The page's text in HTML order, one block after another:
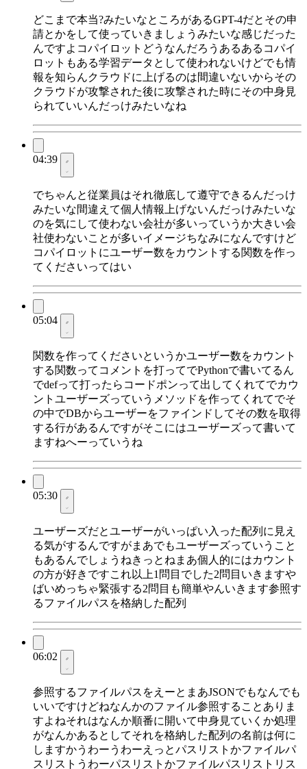
どこまで本当?みたいなところがあるGPT-4だとその申
請とかをして使っていきましょうみたいな感じだった
んですよコパイロットどうなんだろうあるあるコパイ
ロットもある学習データとして使われないけどでも情
報を知らんクラウドに上げるのは間違いないからその
クラウドが攻撃された後に攻撃された時にその中身見
られていいんだっけみたいなね
04:39
でちゃんと従業員はそれ徹底して遵守できるんだっけ
みたいな間違えて個人情報上げないんだっけみたいな
のを気にして使わない会社が多いっていうか大きい会
社使わないことが多いイメージちなみになんですけど
コパイロットにユーザー数をカウントする関数を作っ
てくださいってはい
05:04
関数を作ってくださいというかユーザー数をカウント
する関数ってコメントを打ってでPythonで書いてるん
でdefって打ったらコードポンって出してくれてでカウ
ントユーザーズっていうメソッドを作ってくれてでそ
の中でDBからユーザーをファインドしてその数を取得
する行があるんですがそこにはユーザーズって書いて
ますねへーっていうね
05:30
ユーザーズだとユーザーがいっぱい入った配列に見え
る気がするんですがまあでもユーザーズっていうこと
もあるんでしょうねきっとねまあ個人的にはカウント
の方が好きですこれ以上1問目でした2問目いきますや
ばいめっちゃ緊張する2問目も簡単やんいきます参照す
るファイルパスを格納した配列
06:02
参照するファイルパスをえーとまあJSONでもなんでも
いいですけどねなんかのファイル参照することありま
すよねそれはなんか順番に開いて中身見ていくか処理
がなんかあるとしてそれを格納した配列の名前は何に
しますかうわーうわーえっとパスリストかファイルパ
スリストうわーパスリストかファイルパスリストリス